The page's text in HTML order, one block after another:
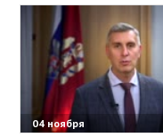
04 ноября